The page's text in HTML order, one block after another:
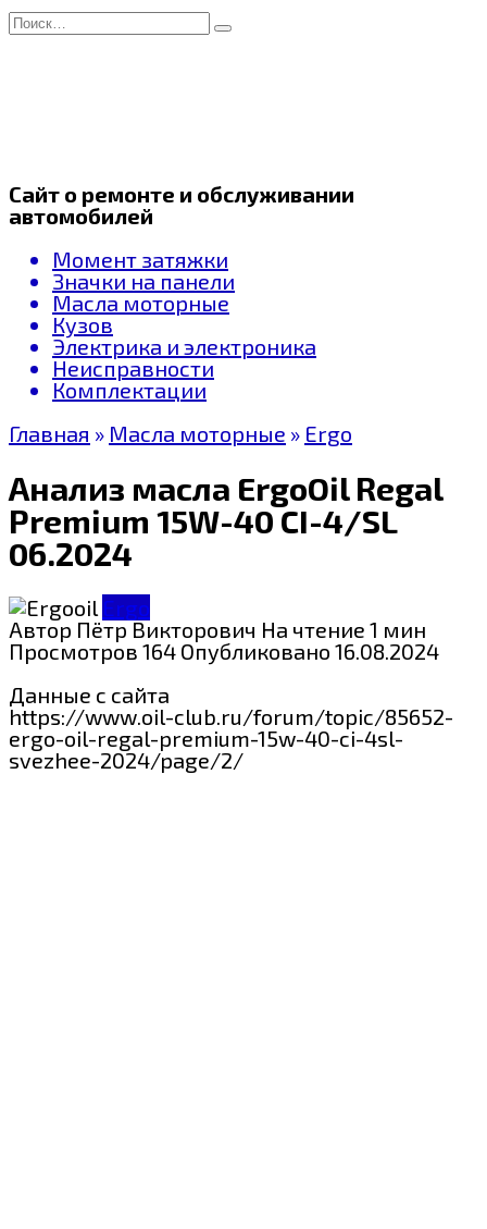
Перейти
к
Search
for:
Сайт о ремонте и обслуживании
автомобилей
Момент затяжки
Значки на панели
Масла моторные
Кузов
Электрика и электроника
Неисправности
Комплектации
Главная » Масла моторные » Ergo
Анализ масла ErgoOil Regal
Premium 15W-40 CI-4/SL
06.2024
Ergo
Автор Пётр Викторович На чтение 1 мин
Просмотров 164 Опубликовано 16.08.2024
Данные с сайта
https://www.oil-club.ru/forum/topic/85652-
ergo-oil-regal-premium-15w-40-ci-4sl-
svezhee-2024/page/2/